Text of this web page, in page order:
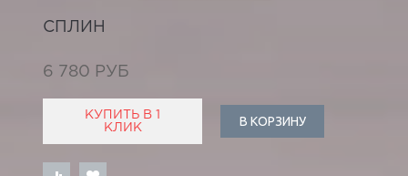
СПЛИН
6 780 РУБ
КУПИТЬ В 1
КЛИК
В КОРЗИНУ